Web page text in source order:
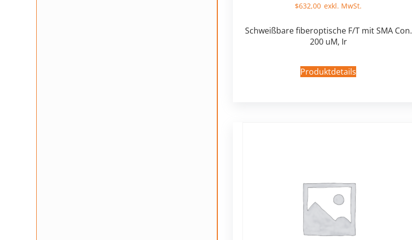
$632,00
Schweißbare fiberoptische F/T mit SMA Con.
200 uM, Ir
Produktdetails